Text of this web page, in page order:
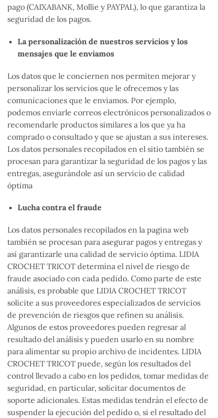
pago (CAIXABANK, Mollie y PAYPAL), lo que garantiza la
seguridad de los pagos.
La personalización de nuestros servicios y los
mensajes que le enviamos
Los datos que le conciernen nos permiten mejorar y
personalizar los servicios que le ofrecemos y las
comunicaciones que le enviamos. Por ejemplo,
podemos enviarle correos electrónicos personalizados o
recomendarle productos similares a los que ya ha
comprado o consultado y que se ajustan a sus intereses.
Los datos personales recopilados en el sitio también se
procesan para garantizar la seguridad de los pagos y las
entregas, asegurándole así un servicio de calidad
óptima
Lucha contra el fraude
Los datos personales recopilados en la pagina web
también se procesan para asegurar pagos y entregas y
así garantizarle una calidad de servicio óptima. LIDIA
CROCHET TRICOT determina el nivel de riesgo de
fraude asociado con cada pedido. Como parte de este
análisis, es probable que LIDIA CROCHET TRICOT
solicite a sus proveedores especializados de servicios
de prevención de riesgos que refinen su análisis.
Algunos de estos proveedores pueden regresar al
resultado del análisis y pueden usarlo en su nombre
para alimentar su propio archivo de incidentes. LIDIA
CROCHET TRICOT puede, según los resultados del
control llevado a cabo en los pedidos, tomar medidas de
seguridad, en particular, solicitar documentos de
soporte adicionales. Estas medidas tendrán el efecto de
suspender la ejecución del pedido o, si el resultado del